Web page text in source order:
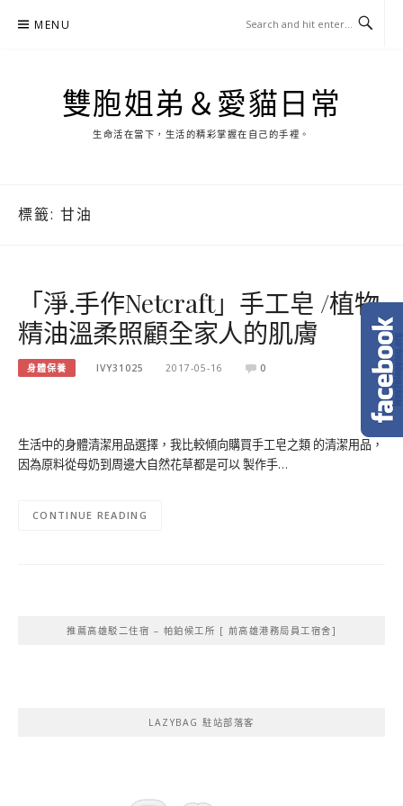
MENU
雙胞姐弟＆愛貓日常
生命活在當下，生活的精彩掌握在自己的手裡。
標籤: 甘油
「淨.手作Netcraft」手工皂 /植物
精油溫柔照顧全家人的肌膚
身體保養 IVY31025 2017-05-16 0
生活中的身體清潔用品選擇，我比較傾向購買手工皂之類 的清潔用品，
因為原料從母奶到周邊大自然花草都是可以 製作手…
CONTINUE READING
推薦高雄駁二住宿 – 帕鉑候工所 [ 前高雄港務局員工宿舍]
LAZYBAG 駐站部落客